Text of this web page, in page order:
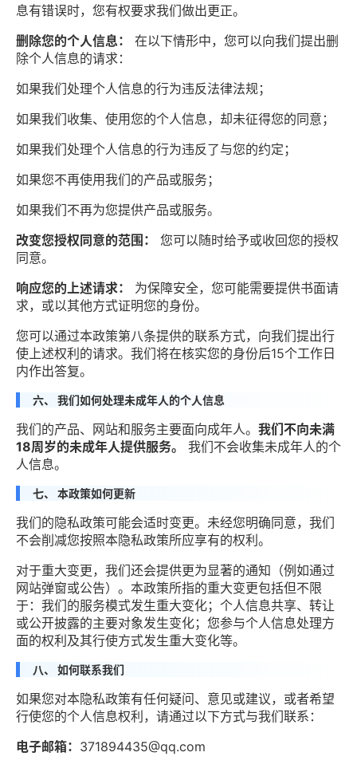
息有错误时，您有权要求我们做出更正。
删除您的个人信息：
在以下情形中，您可以向我们提出删
除个人信息的请求：
如果我们处理个人信息的行为违反法律法规；
如果我们收集、使用您的个人信息，却未征得您的同意；
如果我们处理个人信息的行为违反了与您的约定；
如果您不再使用我们的产品或服务；
如果我们不再为您提供产品或服务。
改变您授权同意的范围：
您可以随时给予或收回您的授权
同意。
响应您的上述请求：
为保障安全，您可能需要提供书面请
求，或以其他方式证明您的身份。
您可以通过本政策第八条提供的联系方式，向我们提出行
使上述权利的请求。我们将在核实您的身份后15个工作日
内作出答复。
六、 我们如何处理未成年人的个人信息
我们的产品、网站和服务主要面向成年人。 我们不向未满
18周岁的未成年人提供服务。
我们不会收集未成年人的个
人信息。
七、 本政策如何更新
我们的隐私政策可能会适时变更。未经您明确同意，我们
不会削减您按照本隐私政策所应享有的权利。
对于重大变更，我们还会提供更为显著的通知（例如通过
网站弹窗或公告）。本政策所指的重大变更包括但不限
于：我们的服务模式发生重大变化；个人信息共享、转让
或公开披露的主要对象发生变化；您参与个人信息处理方
面的权利及其行使方式发生重大变化等。
八、 如何联系我们
如果您对本隐私政策有任何疑问、意见或建议，或者希望
行使您的个人信息权利，请通过以下方式与我们联系：
电子邮箱： 371894435@qq.com